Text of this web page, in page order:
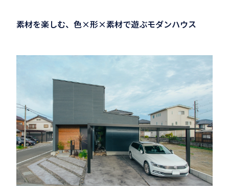
素材を楽しむ、色×形×素材で遊ぶモダンハウス